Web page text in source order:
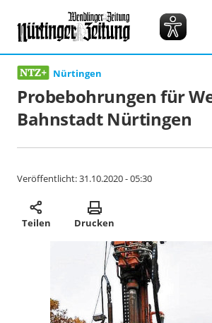
Nürtingen
Probebohrungen für
Bahnstadt Nürtingen
Veröffentlicht:31.10.2020 - 05:30
Teilen Drucken